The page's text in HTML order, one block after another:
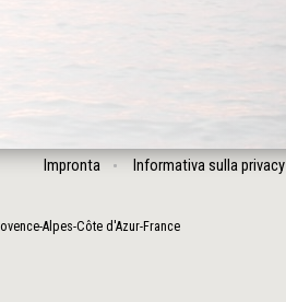
Impronta Informativa sulla privacy
Alpes-Côte d'Azur-France